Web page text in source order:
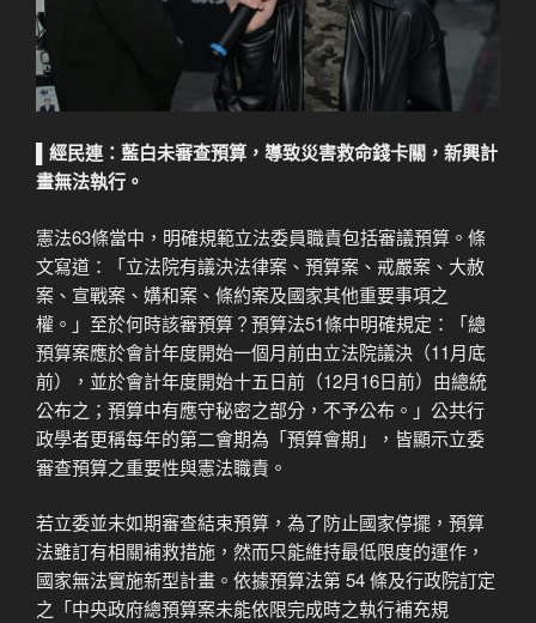
經民連：藍白未審查預算，導致災害救命錢卡關，新興計
畫無法執行。
憲法63條當中，明確規範立法委員職責包括審議預算。條
文寫道：「立法院有議決法律案、預算案、戒嚴案、大赦
案、宣戰案、媾和案、條約案及國家其他重要事項之
權。」至於何時該審預算？預算法51條中明確規定：「總
預算案應於會計年度開始一個月前由立法院議決（11月底
前），並於會計年度開始十五日前（12月16日前）由總統
公布之；預算中有應守秘密之部分，不予公布。」公共行
政學者更稱每年的第二會期為「預算會期」，皆顯示立委
審查預算之重要性與憲法職責。
若立委並未如期審查結束預算，為了防止國家停擺，預算
法雖訂有相關補救措施，然而只能維持最低限度的運作，
國家無法實施新型計畫。依據預算法第 54 條及行政院訂定
之「中央政府總預算案未能依限完成時之執行補充規